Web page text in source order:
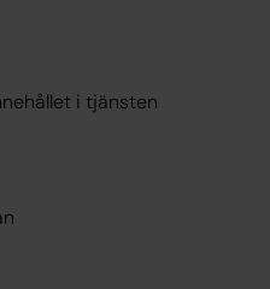
i tjänsten